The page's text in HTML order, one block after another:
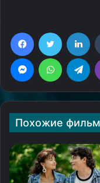
FacebookTwitter
MessengerWhatsApp
Похожие